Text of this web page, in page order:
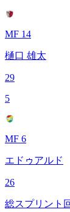
MF 14
樋口 雄太
29
5
MF 6
エドゥアルド
26
総スプリント